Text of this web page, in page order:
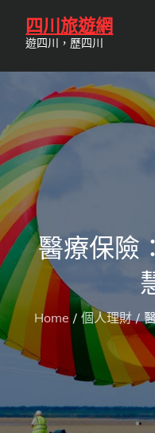
四川旅遊網
遊四川，歷四川
醫療保險
Home 個人理財